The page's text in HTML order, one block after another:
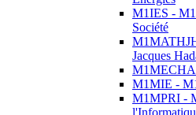
M1IES -
Société
Jacques
M1MECHA
M1MIE -
M1MPRI -